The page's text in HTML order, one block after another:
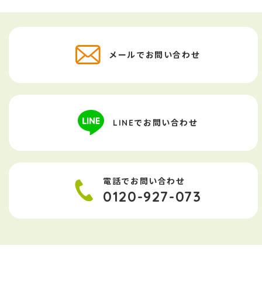
メールでお問い合わせ
LINEでお問い合わせ
電話でお問い合わせ
0120-927-073